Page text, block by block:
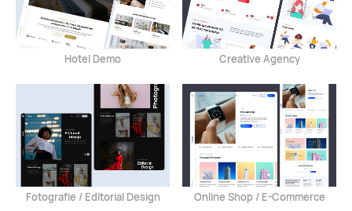
Hotel Demo Creative Agency
Fotografie / Editorial Design Online Shop / E-Commerce